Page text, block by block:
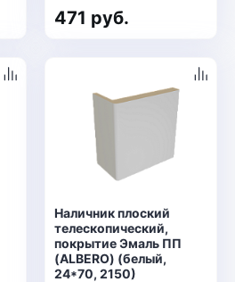
471 руб.
Наличник плоский
телескопический,
покрытие Эмаль ПП
(ALBERO) (белый,
24*70, 2150)